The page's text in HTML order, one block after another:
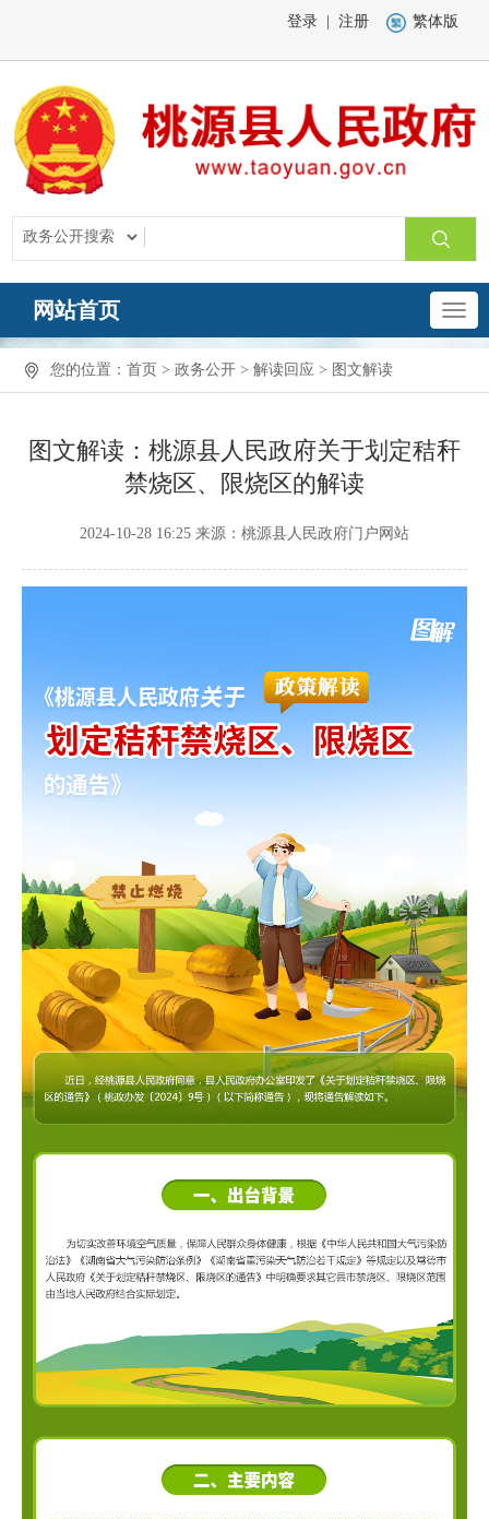
登录 注册 繁体版
网站首页
您的位置： 首页 > 政务公开 > 解读回应 > 图文解读
图文解读：桃源县人民政府关于划定秸秆
禁烧区、限烧区的解读
2024-10-28 16:25 来源：桃源县人民政府门户网站